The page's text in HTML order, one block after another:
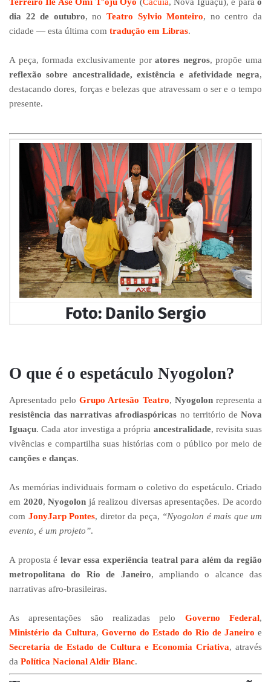
Terreiro Ilé Asé Omi T’oju Oyo (Cacuia, Nova Iguaçu), e parao
dia 22 de outubro, noTeatro Sylvio Monteiro, no centro da
cidade — esta última com tradução em Libras.
A peça, formada exclusivamente poratores negros, propõe uma
reflexão sobre ancestralidade, existência e afetividade negra,
destacando dores, forças e belezas que atravessam o ser e o tempo
presente.
Foto: Danilo Sergio
O que é o espetáculo Nyogolon?
Apresentado peloGrupo Artesão Teatro, Nyogolonrepresenta a
resistência das narrativas afrodiaspóricas no território deNova
Iguaçu. Cada ator investiga a própria ancestralidade, revisita suas
vivências e compartilha suas histórias com o público por meio de
canções e danças.
As memórias individuais formam o coletivo do espetáculo. Criado
em 2020, Nyogolon já realizou diversas apresentações. De acordo
com JonyJarp Pontes, diretor da peça, “Nyogolon é mais que um
evento, é um projeto”.
A proposta é levar essa experiência teatral para além da região
metropolitana do Rio de Janeiro, ampliando o alcance das
narrativas afro-brasileiras.
As apresentações são realizadas pelo Governo Federal,
Ministério da Cultura, Governo do Estado do Rio de Janeiro e
Secretaria de Estado de Cultura e Economia Criativa, através
da Política Nacional Aldir Blanc.